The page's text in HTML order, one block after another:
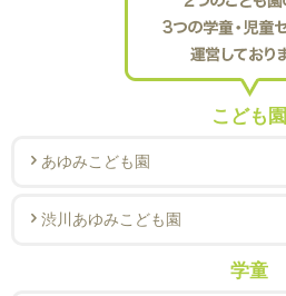
こども園
あゆみこども園
渋川あゆみこども園
学童